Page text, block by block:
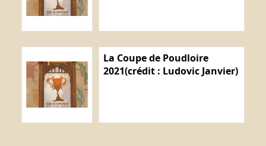
La Coupe de Poudloire
2021(crédit : Ludovic Janvier)